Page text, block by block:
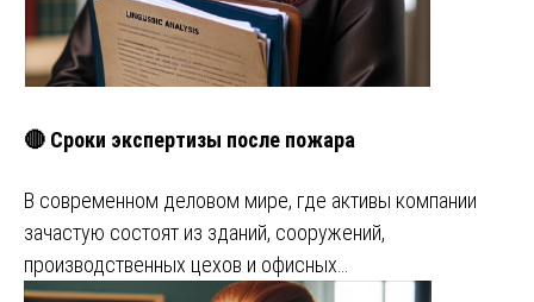
🔴 Сроки экспертизы после пожара
В современном деловом мире, где активы компании
зачастую состоят из зданий, сооружений,
производственных цехов и офисных…